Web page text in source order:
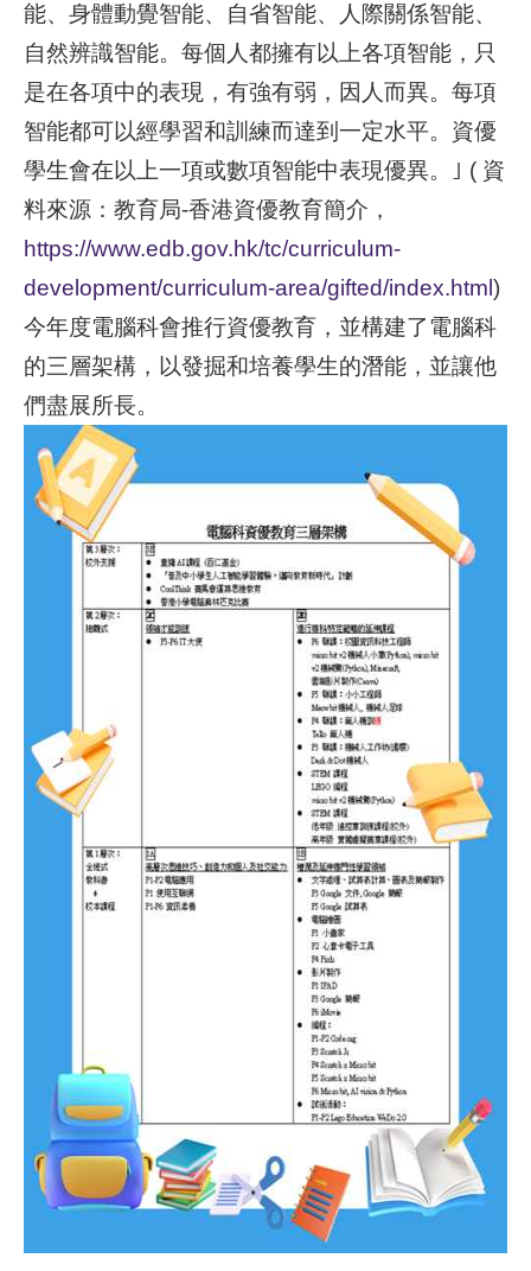
能、身體動覺智能、自省智能、人際關係智能、
自然辨識智能。每個人都擁有以上各項智能，只
是在各項中的表現，有強有弱，因人而異。每項
智能都可以經學習和訓練而達到一定水平。資優
學生會在以上一項或數項智能中表現優異。｣ ( 資
料來源：教育局-香港資優教育簡介，
https://www.edb.gov.hk/tc/curriculum-
development/curriculum-area/gifted/index.html )
今年度電腦科會推行資優教育，並構建了電腦科
的三層架構，以發掘和培養學生的潛能，並讓他
們盡展所長。